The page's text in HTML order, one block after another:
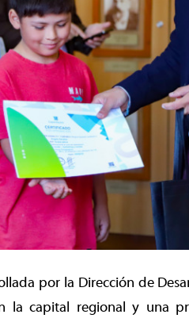
por la Dirección de
la capital regional y una